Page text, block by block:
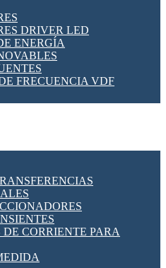
DE CABLE
DRIVER LED
ENERGÍA
FRECUENCIA VDF
CORRIENTE PARA